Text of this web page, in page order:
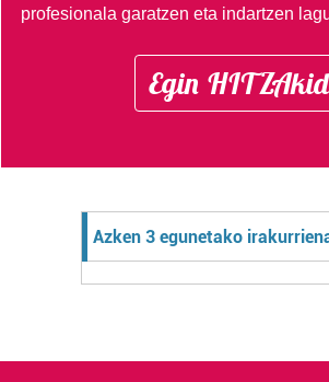
profesionala garatzen eta indartzen
Egin
Azken 3 egunetako